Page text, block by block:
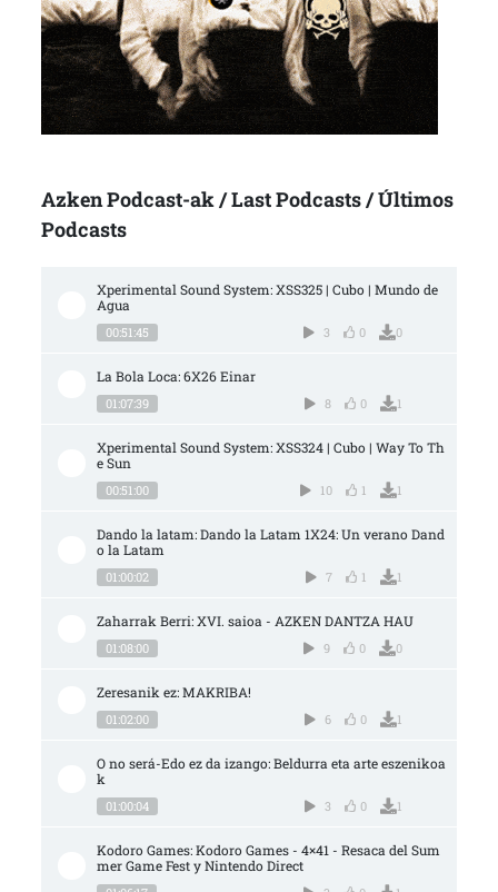
Azken Podcast-ak / Last Podcasts / Últimos
Podcasts
Xperimental Sound System: XSS325 | Cubo | Mundo de
Agua
00:51:45 3 0 0
La Bola Loca: 6X26 Einar
01:07:39 8 0 1
Xperimental Sound System: XSS324 | Cubo | Way To Th
e Sun
00:51:00 10 1 1
Dando la latam: Dando la Latam 1X24: Un verano Dand
o la Latam
01:00:02 7 1 1
Zaharrak Berri: XVI. saioa - AZKEN DANTZA HAU
01:08:00 9 0 0
Zeresanik ez: MAKRIBA!
01:02:00 6 0 1
O no será-Edo ez da izango: Beldurra eta arte eszenikoa
k
01:00:04 3 0 1
Kodoro Games: Kodoro Games - 4×41 - Resaca del Sum
mer Game Fest y Nintendo Direct